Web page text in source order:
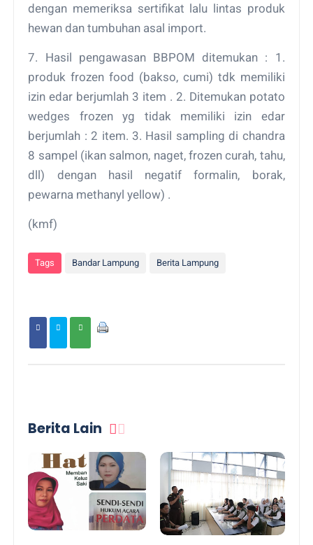
dengan memeriksa sertifikat lalu lintas produk
hewan dan tumbuhan asal import.
7. Hasil pengawasan BBPOM ditemukan : 1.
produk frozen food (bakso, cumi) tdk memiliki
izin edar berjumlah 3 item . 2. Ditemukan potato
wedges frozen yg tidak memiliki izin edar
berjumlah : 2 item. 3. Hasil sampling di chandra
8 sampel (ikan salmon, naget, frozen curah, tahu,
dll) dengan hasil negatif formalin, borak,
pewarna methanyl yellow) .
(kmf)
Tags Bandar Lampung Berita Lampung
Berita Lain